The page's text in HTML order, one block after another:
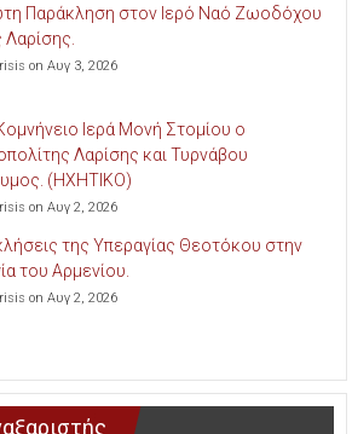
Παράκληση στον Ιερό Ναό Ζωοδόχου
on Αυγ 3, 2026
Ιερά Μονή Στομίου ο
Λαρίσης και Τυρνάβου
(ΗΧΗΤΙΚΟ)
on Αυγ 2, 2026
της Υπεραγίας Θεοτόκου στην
του Αρμενίου.
on Αυγ 2, 2026